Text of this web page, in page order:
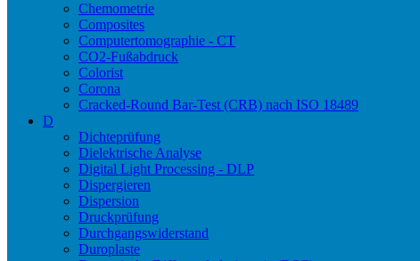
Chemometrie
Composites
Computertomographie - CT
CO2-Fußabdruck
Colorist
Corona
Cracked-Round Bar-Test (CRB) nach ISO 18489
D
Dichteprüfung
Dielektrische Analyse
Digital Light Processing - DLP
Dispergieren
Dispersion
Druckprüfung
Durchgangswiderstand
Duroplaste